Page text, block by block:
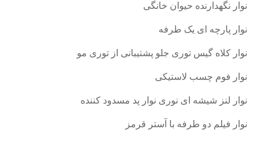
نوار نگهدارنده حیوان خانگی
نوار پارچه ای یک طرفه
نوار کلاه گیس توری جلو پشتیبانی از توری مو
نوار فوم چسب لاستیکی
نوار لنز شیشه ای نوری نوار پد مسدود کننده
نوار فیلم دو طرفه با آستر قرمز